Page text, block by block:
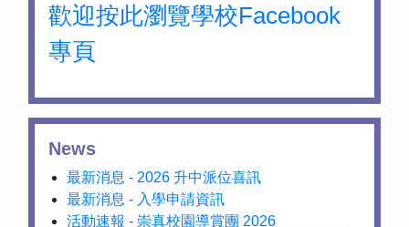
歡迎按此瀏覽學校Facebook
專頁
News
最新消息 - 2026 升中派位喜訊
最新消息 - 入學申請資訊
活動速報 - 崇真校園導賞團 2026